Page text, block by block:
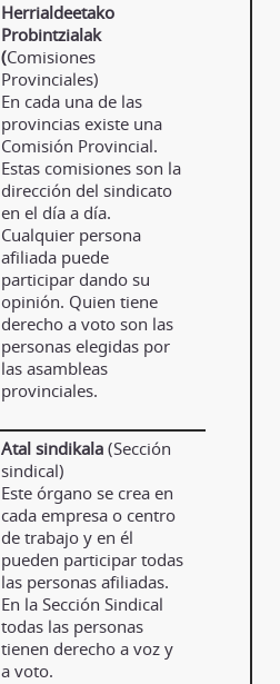
Herrialdeetako
Probintzialak
(Comisiones
Provinciales)
En cada una de las
provincias existe una
Comisión Provincial.
Estas comisiones son la
dirección del sindicato
en el día a día.
Cualquier persona
afiliada puede
participar dando su
opinión. Quien tiene
derecho a voto son las
personas elegidas por
las asambleas
provinciales.
Atal sindikala (Sección
sindical)
Este órgano se crea en
cada empresa o centro
de trabajo y en él
pueden participar todas
las personas afiliadas.
En la Sección Sindical
todas las personas
tienen derecho a voz y
a voto.